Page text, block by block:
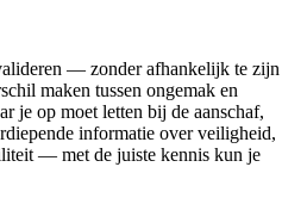
— zonder afhankelijk te zijn
maken tussen ongemak en
je op moet letten bij de aanschaf,
informatie over veiligheid,
— met de juiste kennis kun je